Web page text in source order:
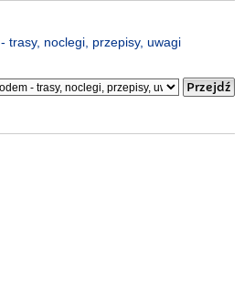
trasy, noclegi, przepisy, uwagi